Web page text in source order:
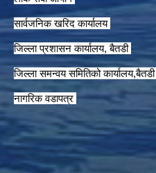
सार्वजनिक खरिद कार्यालय
जिल्ला प्रशासन कार्यालय, बैतडी
जिल्ला समन्वय समितिको कार्यालय,बैतडी
नागरिक वडापत्र